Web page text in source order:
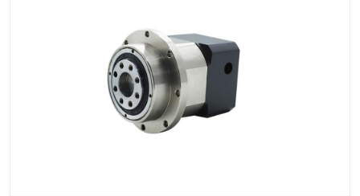
精晟邦微型齿轮减速电机
晟邦电机
东元电机